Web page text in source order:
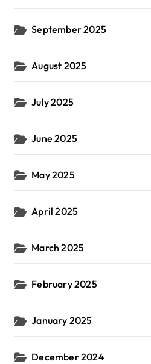
September 2025
August 2025
July 2025
June 2025
May 2025
April 2025
March 2025
February 2025
January 2025
December 2024